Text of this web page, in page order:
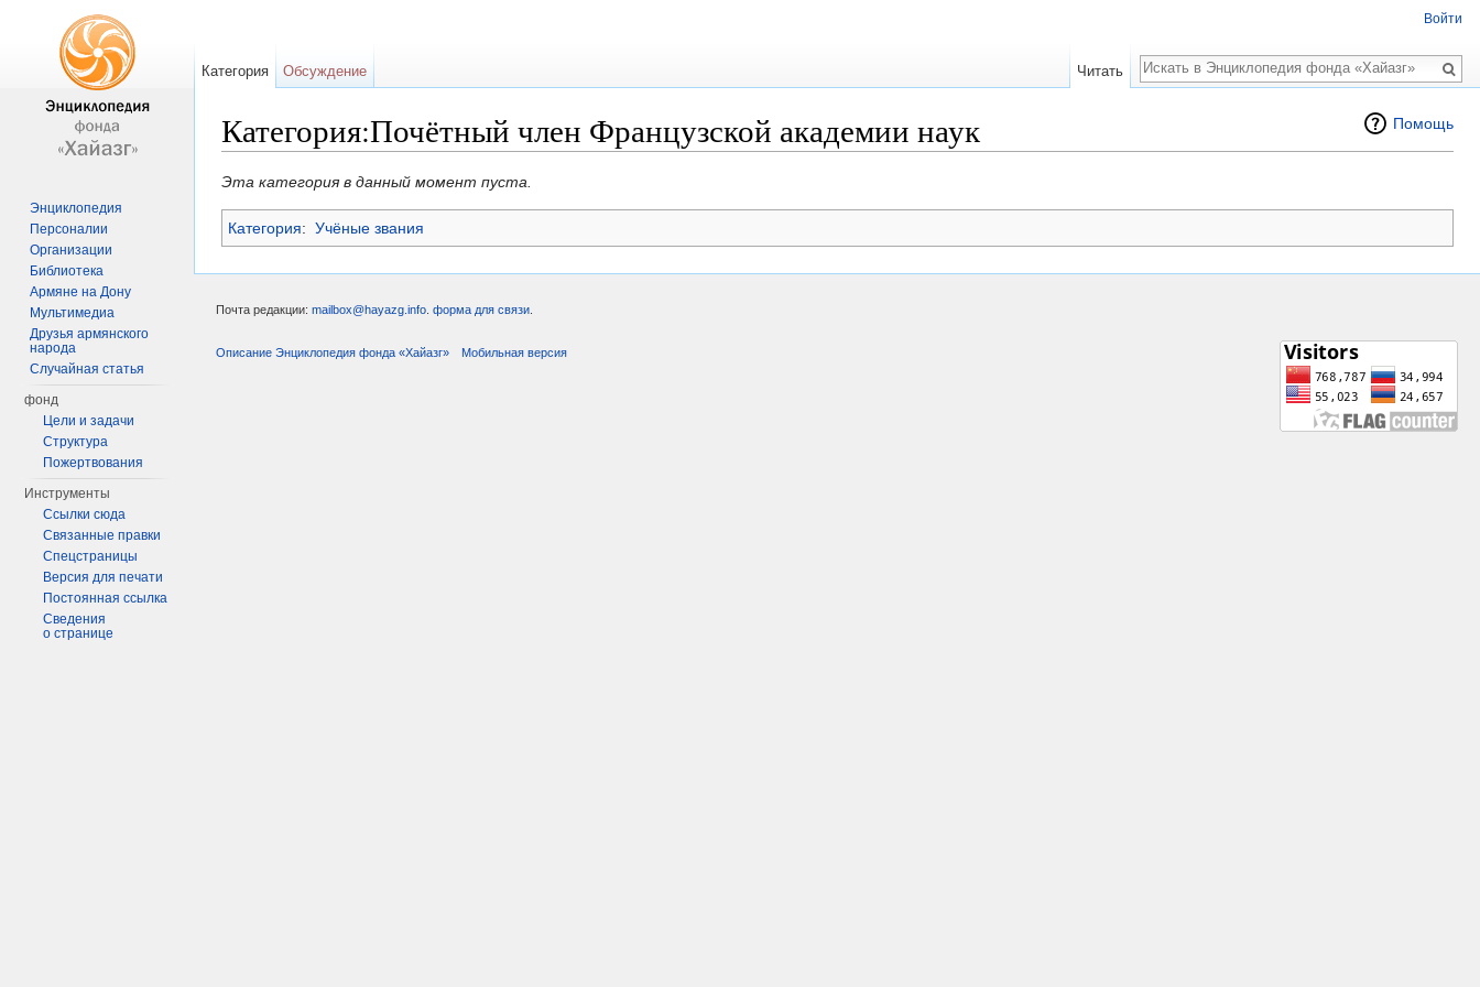
Помощь
Категория:Почётный член Французской академии наук
Эта категория в данный момент пуста.
Категория: Учёные звания
Войти
Категория Обсуждение Читать
Поиск
Энциклопедия
Персоналии
Организации
Библиотека
Армяне на Дону
Мультимедиа
Друзья армянского
народа
Случайная статья
фонд
Цели и задачи
Структура
Пожертвования
Инструменты
Ссылки сюда
Связанные правки
Спецстраницы
Версия для печати
Постоянная ссылка
Сведения
о странице
Почта редакции: mailbox@hayazg.info форма для связи
Описание Энциклопедия фонда «Хайазг» Мобильная версия